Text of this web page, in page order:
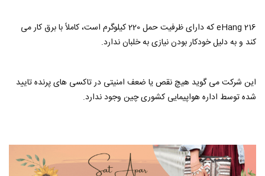
eHang 216 که دارای ظرفیت حمل 220 کیلوگرم است، کاملاً با برق کار می
کند و به دلیل خودکار بودن نیازی به خلبان ندارد.
این شرکت می گوید هیچ نقص یا ضعف امنیتی در تاکسی های پرنده تایید
شده توسط اداره هواپیمایی کشوری چین وجود ندارد.